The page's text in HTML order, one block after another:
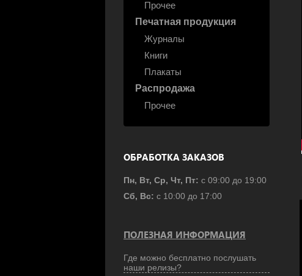
Прочее
Печатная продукция
Журналы
Книги
Плакаты
Распродажа
Прочее
ОБРАБОТКА ЗАКАЗОВ
Пн, Вт, Ср, Чт, Пт: с 09:00 до 19:00
Сб, Вс: с 10:00 до 17:00
ПОЛЕЗНАЯ ИНФОРМАЦИЯ
Где можно бесплатно послушать
наши релизы?